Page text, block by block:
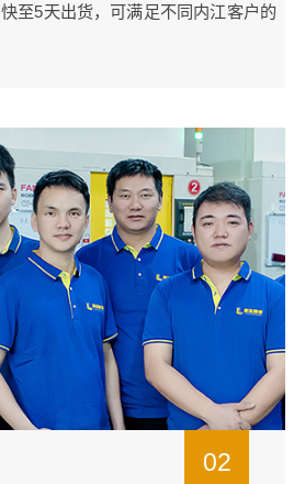
至5天出货，可满足不同内江客户的
02